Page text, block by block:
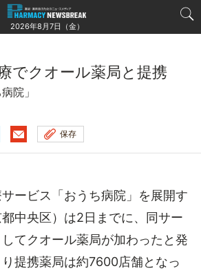
2026年8月7日（金）
でクオール薬局と提携
院」
保存
ービス「おうち病院」を展開す
中央区）は2日までに、同サー
てクオール薬局が加わったと発
提携薬局は約7600店舗となっ